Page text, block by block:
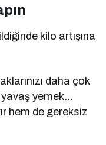
kilo artışına
daha çok
yemek…
hem de gereksiz